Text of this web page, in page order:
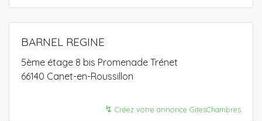
BARNEL REGINE
5ème étage 8 bis Promenade Trénet
66140 Canet-en-Roussillon
↯ Créez votre annonce GitesChambres